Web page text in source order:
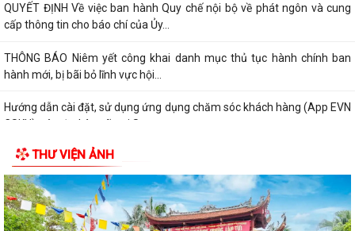
QUYẾT ĐỊNH Về việc ban hành Quy chế nội bộ về phát ngôn và cung
cấp thông tin cho báo chí của Ủy...
THÔNG BÁO Niêm yết công khai danh mục thủ tục hành chính ban
hành mới, bị bãi bỏ lĩnh vực hội...
Hướng dẫn cài đặt, sử dụng ứng dụng chăm sóc khách hàng (App EVN
CSKH) trên địa bàn xã Đại Sơn
Đại Sơn quyết liệt giải tỏa hành lang an toàn giao thông và chấm dứt
họp chợ tự phát tại thôn Kỳ Sơn
MTTQ xã Đại Sơn phối hợp đẩy mạnh tuyên truyền phong trào “Toàn
dân bảo vệ an ninh Tổ quốc” và các...
THƯ VIỆN ẢNH